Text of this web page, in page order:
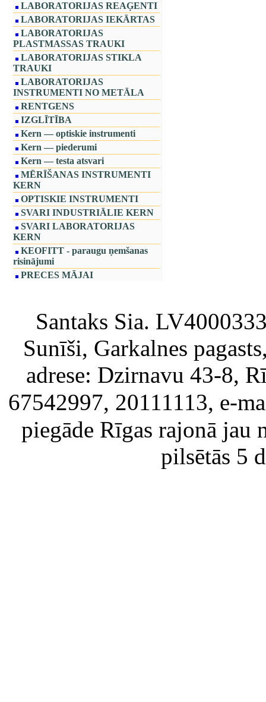
LABORATORIJAS REAĢENTI
LABORATORIJAS IEKĀRTAS
LABORATORIJAS
PLASTMASSAS TRAUKI
LABORATORIJAS STIKLA
TRAUKI
LABORATORIJAS
INSTRUMENTI NO METĀLA
RENTGENS
IZGLĪTĪBA
Kern — optiskie instrumenti
Kern — piederumi
Kern — testa atsvari
MĒRĪŠANAS INSTRUMENTI
KERN
OPTISKIE INSTRUMENTI
SVARI INDUSTRIĀLIE KERN
SVARI LABORATORIJAS
KERN
KEOFITT - paraugu ņemšanas
risinājumi
PRECES MĀJAI
Santaks Sia.
Sunīši, Garkalnes
adrese: Dzirnavu 43-8,
67542997, 20111113, e-
piegāde Rīgas rajonā jau
pilsētās 5